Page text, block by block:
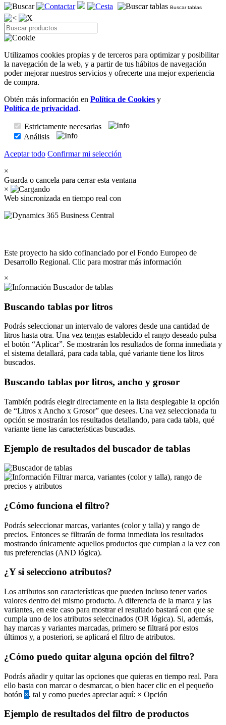
Buscar tablas
Utilizamos cookies propias y de terceros para optimizar y posibilitar
la navegación de la web, y a partir de tus hábitos de navegación
poder mejorar nuestros servicios y ofrecerte una mejor experiencia
de compra.
Obtén más información en Política de Cookies y
Política de privacidad.
Estrictamente necesarias
Análisis
Aceptar todo Confirmar mi selección
×
Guarda o cancela para cerrar esta ventana
×
Web sincronizada en tiempo real con
Este proyecto ha sido cofinanciado por el Fondo Europeo de
Desarrollo Regional. Clic para mostrar más información
×
Buscador de tablas
Buscando tablas por litros
Podrás seleccionar un intervalo de valores desde una cantidad de
litros hasta otra. Una vez tengas establecido el rango deseado pulsa
el botón
Aplicar . Se mostrarán los resultados de forma inmediata y
el sistema detallará, para cada tabla, qué variante tiene los litros
buscados.
Buscando tablas por litros, ancho y grosor
También podrás elegir directamente en la lista desplegable la opción
de
Litros x Ancho x Grosor
que desees. Una vez seleccionada tu
opción se mostrarán los resultados detallando, para cada tabla, qué
variante tiene las características buscadas.
Ejemplo de resultados del buscador de tablas
Filtrar marca, variantes (color y talla), rango de
precios y atributos
¿Cómo funciona el filtro?
Podrás seleccionar marcas, variantes (color y talla) y rango de
precios. Entonces se filtrarán de forma inmediata los resultados
mostrando únicamente aquellos productos que cumplan a la vez con
tus preferencias (AND lógica).
¿Y si selecciono atributos?
Los atributos son características que pueden incluso tener varios
valores dentro del mismo producto. A diferencia de la marca y las
variantes, en este caso para mostrar el resultado bastará con que se
cumpla uno de los atributos seleccinados (OR lógica). Si, además,
hay marcas y variantes marcadas, primero se filtrará por estos
últimos y, a posteriori, se aplicará el filtro de atributos.
¿Cómo puedo quitar alguna opción del filtro?
Podrás añadir y quitar las opciones que quieras en tiempo real. Para
ello basta con marcar o desmarcar, o bien hacer clic en el pequeño
botón ×, tal y como puedes apreciar aquí: × Opción
Ejemplo de resultados del filtro de productos